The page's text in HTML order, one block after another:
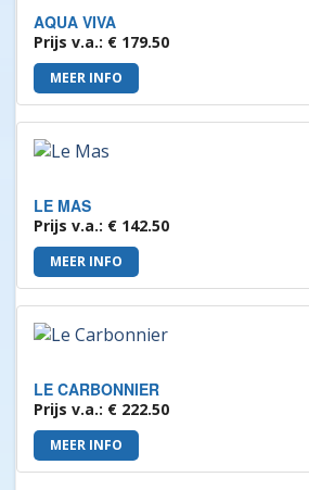
AQUA VIVA
Prijs v.a.: € 179.50
MEER INFO
LE MAS
Prijs v.a.: € 142.50
MEER INFO
LE CARBONNIER
Prijs v.a.: € 222.50
MEER INFO